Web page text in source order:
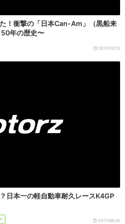
！衝撃の「日本Can-Am」（黒船来
年の歴史〜
2017/02/15
日本一の軽自動車耐久レースK4GP
2017/06/30